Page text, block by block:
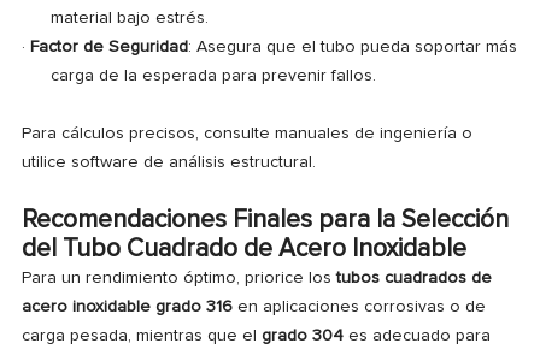
material bajo estrés.
· Factor de Seguridad : Asegura que el tubo pueda soportar más
carga de la esperada para prevenir fallos.
Para cálculos precisos, consulte manuales de ingeniería o
utilice software de análisis estructural.
Recomendaciones Finales para la Selección
del Tubo Cuadrado de Acero Inoxidable
Para un rendimiento óptimo, priorice lostubos cuadrados de
acero inoxidable grado 316en aplicaciones corrosivas o de
carga pesada, mientras que el grado 304es adecuado para